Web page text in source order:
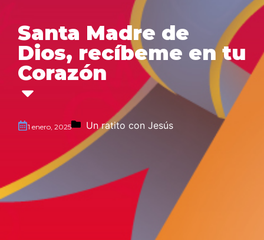
Santa Madre de
Dios, recíbeme en tu
Corazón
1 enero, 2025 Un ratito con Jesús